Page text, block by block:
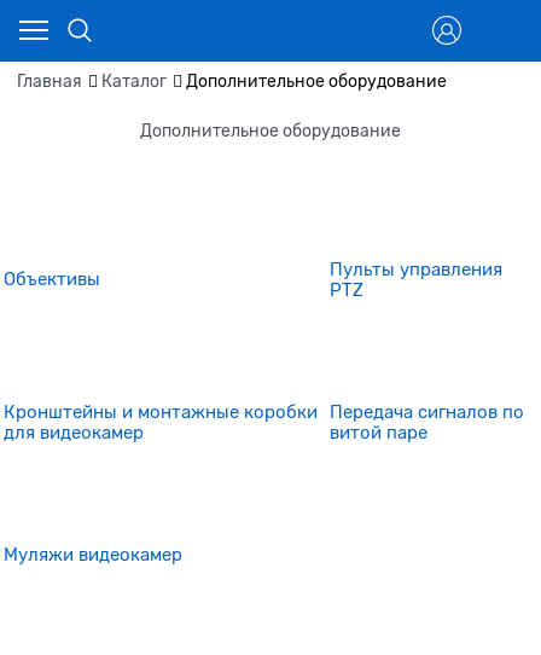
Главная Каталог Дополнительное оборудование
Дополнительное оборудование
Объективы
Пульты управления
PTZ
Кронштейны и монтажные коробки
для видеокамер
Передача сигналов по
витой паре
Муляжи видеокамер